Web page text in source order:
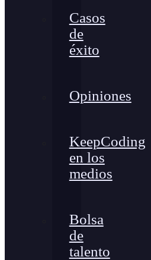
Casos
de
éxito
Opiniones
KeepCoding
en los
medios
Bolsa
de
talento